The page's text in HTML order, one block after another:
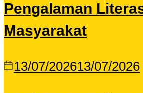
Pengalaman
Masyarakat
13/07/202613/07/2026